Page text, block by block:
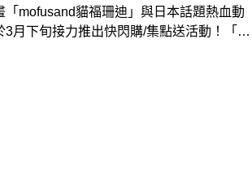
「mofusand貓福珊迪」與日本話題熱血動
3月下旬接力推出快閃購/集點送活動！「貓